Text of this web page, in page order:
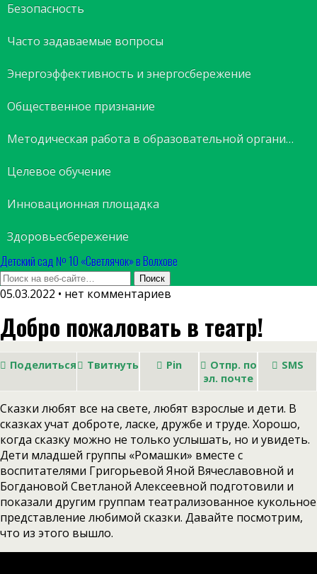
Безопасность
Часто задаваемые вопросы
Энергоэффективность и энергосбережение
Общественное признание
Методическая работа в образовательной организации
Целевое обучение
Инновационная площадка
Здоровьесбережение
Детский сад № 10 «Светлячок» в Волхове
05.03.2022 • нет комментариев
Добро пожаловать в театр!
Поделиться Твитнуть Pin
Отпр. по
эл. почте
SMS
Сказки любят все на свете, любят взрослые и дети. В
сказках учат доброте, ласке, дружбе и труде. Хорошо,
когда сказку можно не только услышать, но и увидеть.
Дети младшей группы «Ромашки» вместе с
воспитателями Григорьевой Яной Вячеславовной и
Богдановой Светланой Алексеевной подготовили и
показали другим группам театрализованное кукольное
представление любимой сказки. Давайте посмотрим,
что из этого вышло.